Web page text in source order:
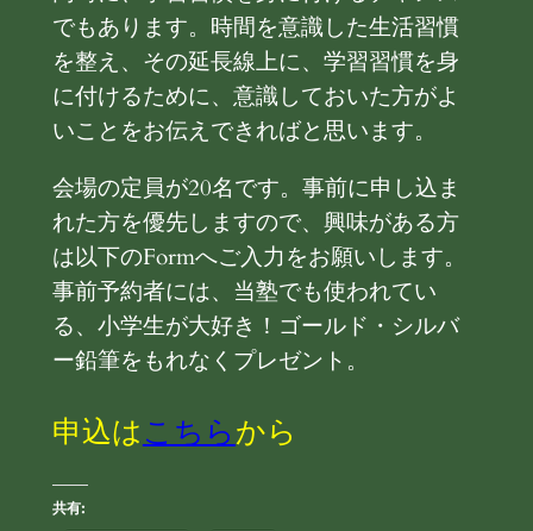
でもあります。時間を意識した生活習慣
を整え、その延長線上に、学習習慣を身
に付けるために、意識しておいた方がよ
いことをお伝えできればと思います。
会場の定員が20名です。事前に申し込ま
れた方を優先しますので、興味がある方
は以下のFormへご入力をお願いします。
事前予約者には、当塾でも使われてい
る、小学生が大好き！ゴールド・シルバ
ー鉛筆をもれなくプレゼント。
申込はこちらから
共有: